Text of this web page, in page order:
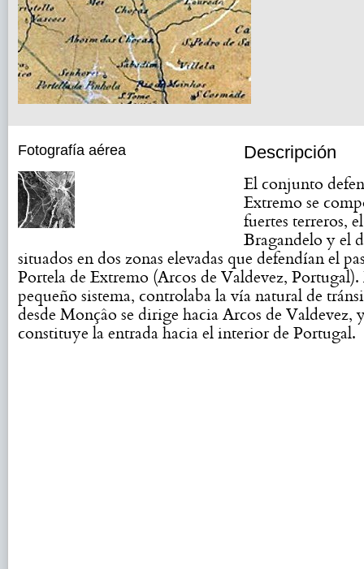
Fotografía aérea Descripción
El conjunto
Extremo se
fuertes terreros,
Bragandelo y el
situados en dos zonas elevadas que defendían el
Portela de Extremo (Arcos de Valdevez, Portugal).
pequeño sistema, controlaba la vía natural de
desde Monçâo se dirige hacia Arcos de Valdevez,
constituye la entrada hacia el interior de Portugal.